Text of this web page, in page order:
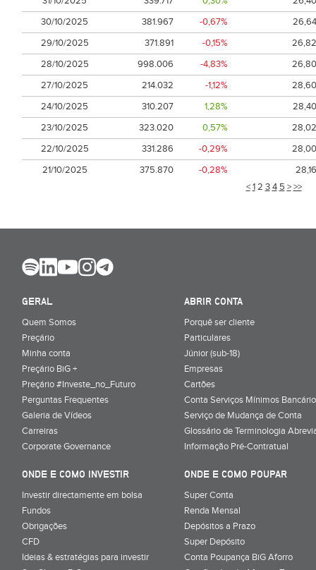
< 12 3 4 5 > >>
30/10/2025
381.967 -0,67%
26,64
29/10/2025
371.891 -0,15%
26,82
28/10/2025
998.006 -4,83%
26,80
27/10/2025
214.032 -1,12%
28,60
24/10/2025
310.207 1,28%
28,40
23/10/2025
323.020 0,57%
28,02
22/10/2025
331.286 -0,29%
28,00
21/10/2025
375.870 -0,28% 28,16
GERAL
Quem Somos
Preçário
Minha conta
Preçário BiG +
Preçário #Investe_no_Futuro
Perguntas Frequentes
Galeria de Vídeos
Carreiras
Corporate Governance
ABRIR CONTA
Porquê ser cliente
Particulares
Júnior (sub-18)
Empresas
Cartões
Conta Serviços Mínimos
Serviço de Mudança de Conta
Glossário de Terminologia
Informação Pré-Contratual
ONDE E COMO INVESTIR
Investir directamente em bolsa
Fundos
Obrigações
CFD
Ideias & estratégias para investir
ONDE E COMO POUPAR
Super Conta
Renda Mensal
Depósitos a Prazo
Super Depósito
Conta Poupança BiG Aforro